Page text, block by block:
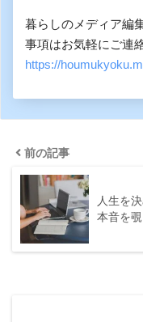
暮らしのメディア編
事項はお気軽にご連
https://
前の記事
人生を
本音を